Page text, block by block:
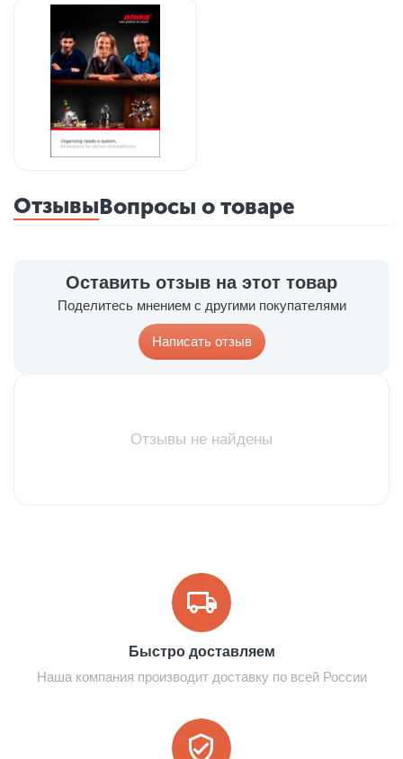
ОтзывыВопросы о товаре
Оставить отзыв на этот товар
Поделитесь мнением с другими покупателями
Написать отзыв
Отзывы не найдены
Быстро доставляем
Наша компания производит доставку по всей России